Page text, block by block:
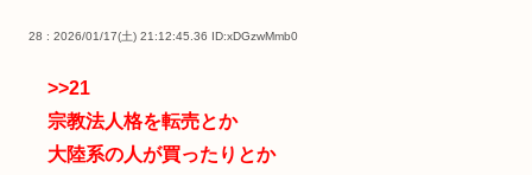
28 : 2026/01/17(土) 21:12:45.36 ID:xDGzwMmb0
>>21
宗教法人格を転売とか
大陸系の人が買ったりとか